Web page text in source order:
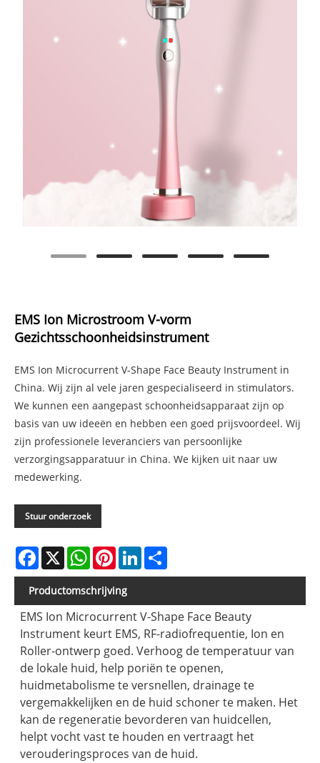
EMS Ion Microstroom V-vorm
Gezichtsschoonheidsinstrument
EMS Ion Microcurrent V-Shape Face Beauty Instrument in
China. Wij zijn al vele jaren gespecialiseerd in stimulators.
We kunnen een aangepast schoonheidsapparaat zijn op
basis van uw ideeën en hebben een goed prijsvoordeel. Wij
zijn professionele leveranciers van persoonlijke
verzorgingsapparatuur in China. We kijken uit naar uw
medewerking.
Stuur onderzoek
Facebook
X WhatsAppPinterestLinkedIn
Productomschrijving
EMS Ion Microcurrent V-Shape Face Beauty
Instrument keurt EMS, RF-radiofrequentie, Ion en
Roller-ontwerp goed. Verhoog de temperatuur van
de lokale huid, help poriën te openen,
huidmetabolisme te versnellen, drainage te
vergemakkelijken en de huid schoner te maken. Het
kan de regeneratie bevorderen van huidcellen,
helpt vocht vast te houden en vertraagt ​​het
verouderingsproces van de huid.